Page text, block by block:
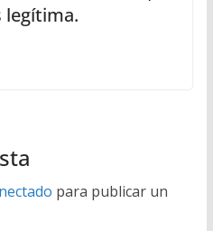
legítima.
para publicar un